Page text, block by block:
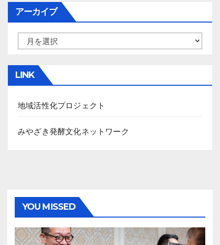
アーカイブ
LINK
地域活性化プロジェクト
みやざき発酵文化ネットワーク
YOU MISSED